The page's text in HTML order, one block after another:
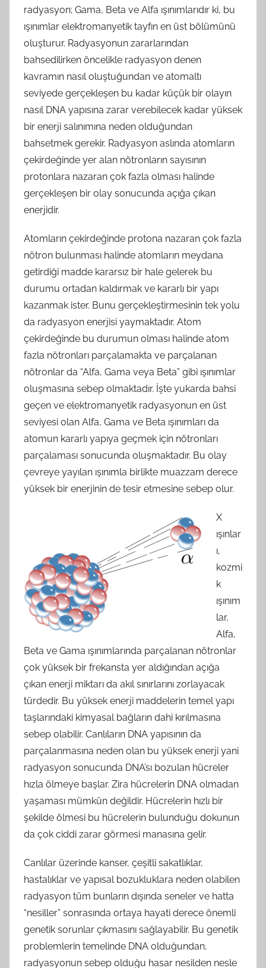
radyasyon; Gama, Beta ve Alfa ışınımlarıdır ki, bu
ışınımlar elektromanyetik tayfın en üst bölümünü
oluşturur. Radyasyonun zararlarından
bahsedilirken öncelikle radyasyon denen
kavramın nasıl oluştuğundan ve atomaltı
seviyede gerçekleşen bu kadar küçük bir olayın
nasıl DNA yapısına zarar verebilecek kadar yüksek
bir enerji salınımına neden olduğundan
bahsetmek gerekir. Radyasyon aslında atomların
çekirdeğinde yer alan nötronların sayısının
protonlara nazaran çok fazla olması halinde
gerçekleşen bir olay sonucunda açığa çıkan
enerjidir.
Atomların çekirdeğinde protona nazaran çok fazla
nötron bulunması halinde atomların meydana
getirdiği madde kararsız bir hale gelerek bu
durumu ortadan kaldırmak ve kararlı bir yapı
kazanmak ister. Bunu gerçekleştirmesinin tek yolu
da radyasyon enerjisi yaymaktadır. Atom
çekirdeğinde bu durumun olması halinde atom
fazla nötronları parçalamakta ve parçalanan
nötronlar da “Alfa, Gama veya Beta” gibi ışınımlar
oluşmasına sebep olmaktadır. İşte yukarda bahsi
geçen ve elektromanyetik radyasyonun en üst
seviyesi olan Alfa, Gama ve Beta ışınımları da
atomun kararlı yapıya geçmek için nötronları
parçalaması sonucunda oluşmaktadır. Bu olay
çevreye yayılan ışınımla birlikte muazzam derece
yüksek bir enerjinin de tesir etmesine sebep olur.
X
ışınlar
ı,
kozmi
k
ışınım
lar,
Alfa,
Beta ve Gama ışınımlarında parçalanan nötronlar
çok yüksek bir frekansta yer aldığından açığa
çıkan enerji miktarı da akıl sınırlarını zorlayacak
türdedir. Bu yüksek enerji maddelerin temel yapı
taşlarındaki kimyasal bağların dahi kırılmasına
sebep olabilir. Canlıların DNA yapısının da
parçalanmasına neden olan bu yüksek enerji yani
radyasyon sonucunda DNA’sı bozulan hücreler
hızla ölmeye başlar. Zira hücrelerin DNA olmadan
yaşaması mümkün değildir. Hücrelerin hızlı bir
şekilde ölmesi bu hücrelerin bulunduğu dokunun
da çok ciddi zarar görmesi manasına gelir.
Canlılar üzerinde kanser, çeşitli sakatlıklar,
hastalıklar ve yapısal bozukluklara neden olabilen
radyasyon tüm bunların dışında seneler ve hatta
“nesiller” sonrasında ortaya hayati derece önemli
genetik sorunlar çıkmasını sağlayabilir. Bu genetik
problemlerin temelinde DNA olduğundan,
radyasyonun sebep olduğu hasar nesilden nesle